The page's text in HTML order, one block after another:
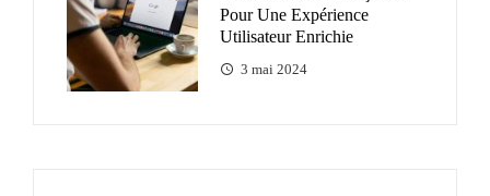
Pour Une Expérience
Utilisateur Enrichie
3 mai 2024